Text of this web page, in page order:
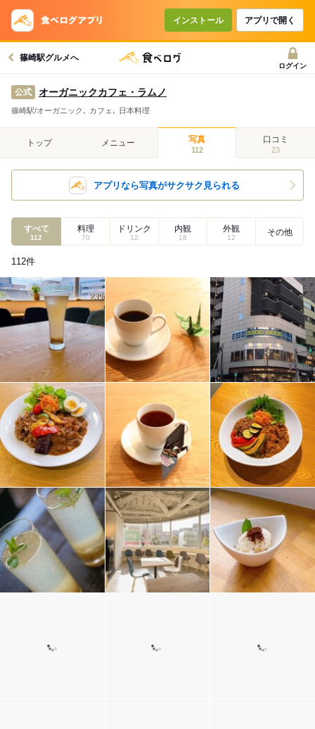
インストール アプリで開く
篠崎駅グルメへ
ログイン
公式 オーガニックカフェ・ラムノ
篠崎駅/オーガニック､ カフェ､ 日本料理
トップ メニュー 写真
112
口コミ
23
アプリなら写真がサクサク見られる
すべて
112
料理
70
ドリンク
12
内観
18
外観
12
その他
112件